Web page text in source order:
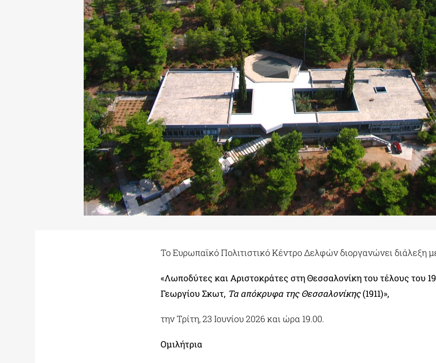
Το Ευρωπαϊκό Πολιτιστικό Κέντρο Δελφών διοργανώνει διάλεξη
«Λωποδύτες και Αριστοκράτες στη Θεσσαλονίκη του τέλους του
Γεωργίου Σκωτ, Τα απόκρυφα της Θεσσαλονίκης(1911)»,
την Τρίτη, 23 Ιουνίου 2026 και ώρα 19.00.
Ομιλήτρια